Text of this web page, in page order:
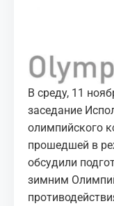
В среду, 11
заседание
олимпийского
прошедшей в
обсудили
зимним